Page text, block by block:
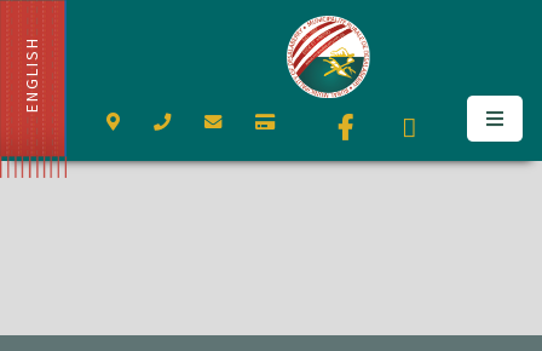
ENGLISH